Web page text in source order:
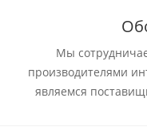
Мы
производителями
являемся